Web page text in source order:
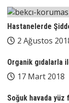
Hastanelerde
2 Ağustos
Organik gıdalarla
17 Mart 2018
Soğuk havada